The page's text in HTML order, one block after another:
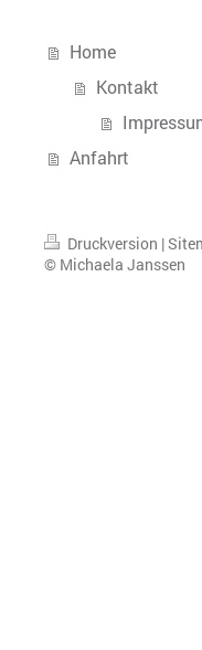
Home
Kontakt
Anfahrt
Druckversion |
© Michaela Janssen